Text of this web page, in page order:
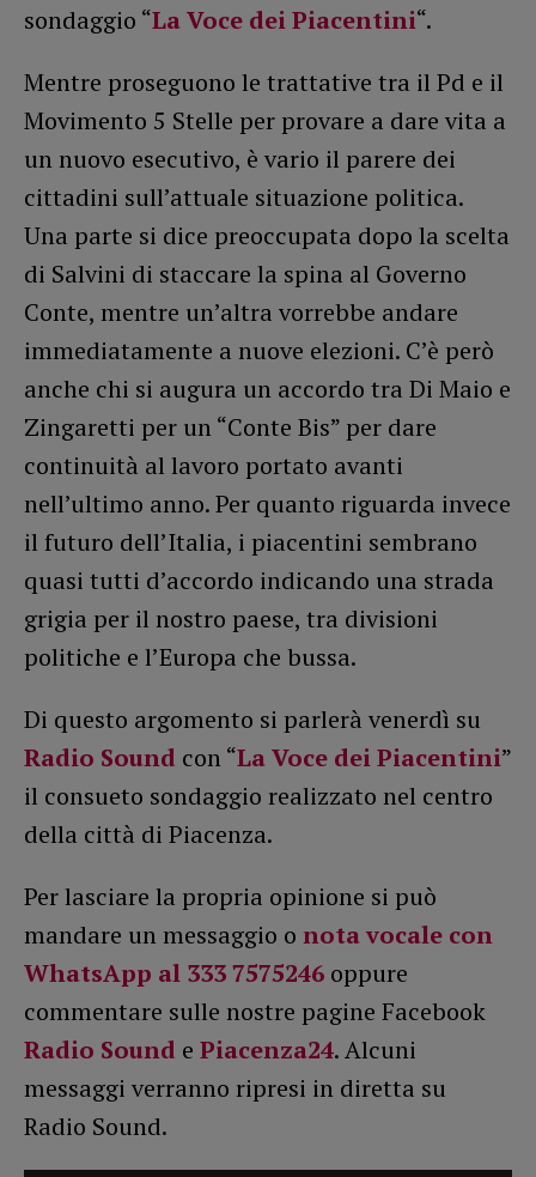
sondaggio “La Voce dei Piacentini“.
Mentre proseguono le trattative tra il Pd e il
Movimento 5 Stelle per provare a dare vita a
un nuovo esecutivo, è vario il parere dei
cittadini sull’attuale situazione politica.
Una parte si dice preoccupata dopo la scelta
di Salvini di staccare la spina al Governo
Conte, mentre un’altra vorrebbe andare
immediatamente a nuove elezioni. C’è però
anche chi si augura un accordo tra Di Maio e
Zingaretti per un “Conte Bis” per dare
continuità al lavoro portato avanti
nell’ultimo anno. Per quanto riguarda invece
il futuro dell’Italia, i piacentini sembrano
quasi tutti d’accordo indicando una strada
grigia per il nostro paese, tra divisioni
politiche e l’Europa che bussa.
Di questo argomento si parlerà venerdì su
Radio Sound con “La Voce dei Piacentini”
il consueto sondaggio realizzato nel centro
della città di Piacenza.
Per lasciare la propria opinione si può
mandare un messaggio o nota vocale con
WhatsApp al 333 7575246 oppure
commentare sulle nostre pagine Facebook
Radio Sound e Piacenza24. Alcuni
messaggi verranno ripresi in diretta su
Radio Sound.